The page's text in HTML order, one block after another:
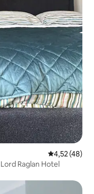
Évaluation
4,52 (48)
Raglan Hotel